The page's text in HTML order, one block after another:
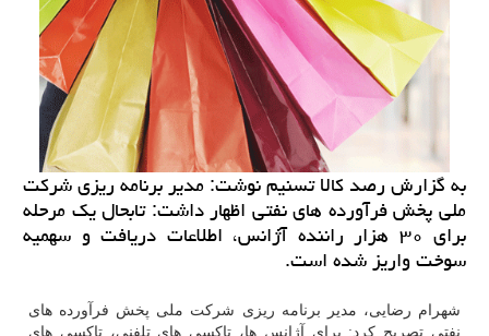
به گزارش رصد كالا تسنیم نوشت: مدیر برنامه ریزی شركت
ملی پخش فرآورده های نفتی اظهار داشت: تابحال یك مرحله
برای ۳۰ هزار راننده آژانس، اطلاعات دریافت و سهمیه
سوخت واریز شده است.
شهرام رضایی، مدیر برنامه ریزی شركت ملی پخش فرآورده های
نفتی تصریح كرد: برای آژانس ها، تاكسی های تلفنی، تاكسی های